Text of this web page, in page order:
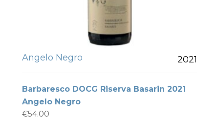
Angelo Negro 2021
Barbaresco DOCG Riserva Basarin 2021
Angelo Negro
€54.00